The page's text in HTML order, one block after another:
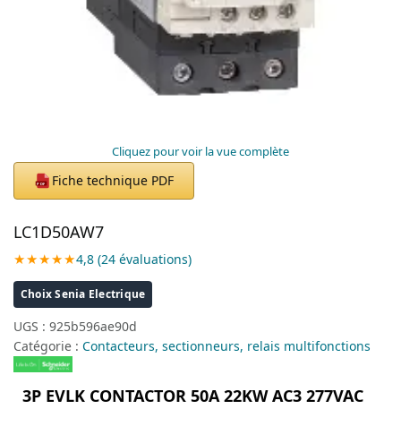
Cliquez pour voir la vue complète
PDF Fiche technique PDF
LC1D50AW7
★★★★★4,8 (24 évaluations)
Choix Senia Electrique
UGS : 925b596ae90d
Catégorie : Contacteurs, sectionneurs, relais multifonctions
3P EVLK CONTACTOR 50A 22KW AC3 277VAC